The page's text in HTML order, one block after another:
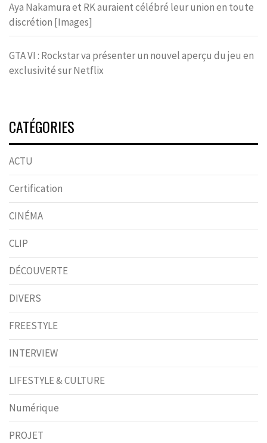
Aya Nakamura et RK auraient célébré leur union en toute
discrétion [Images]
GTA VI : Rockstar va présenter un nouvel aperçu du jeu en
exclusivité sur Netflix
CATÉGORIES
ACTU
Certification
CINÉMA
CLIP
DÉCOUVERTE
DIVERS
FREESTYLE
INTERVIEW
LIFESTYLE & CULTURE
Numérique
PROJET